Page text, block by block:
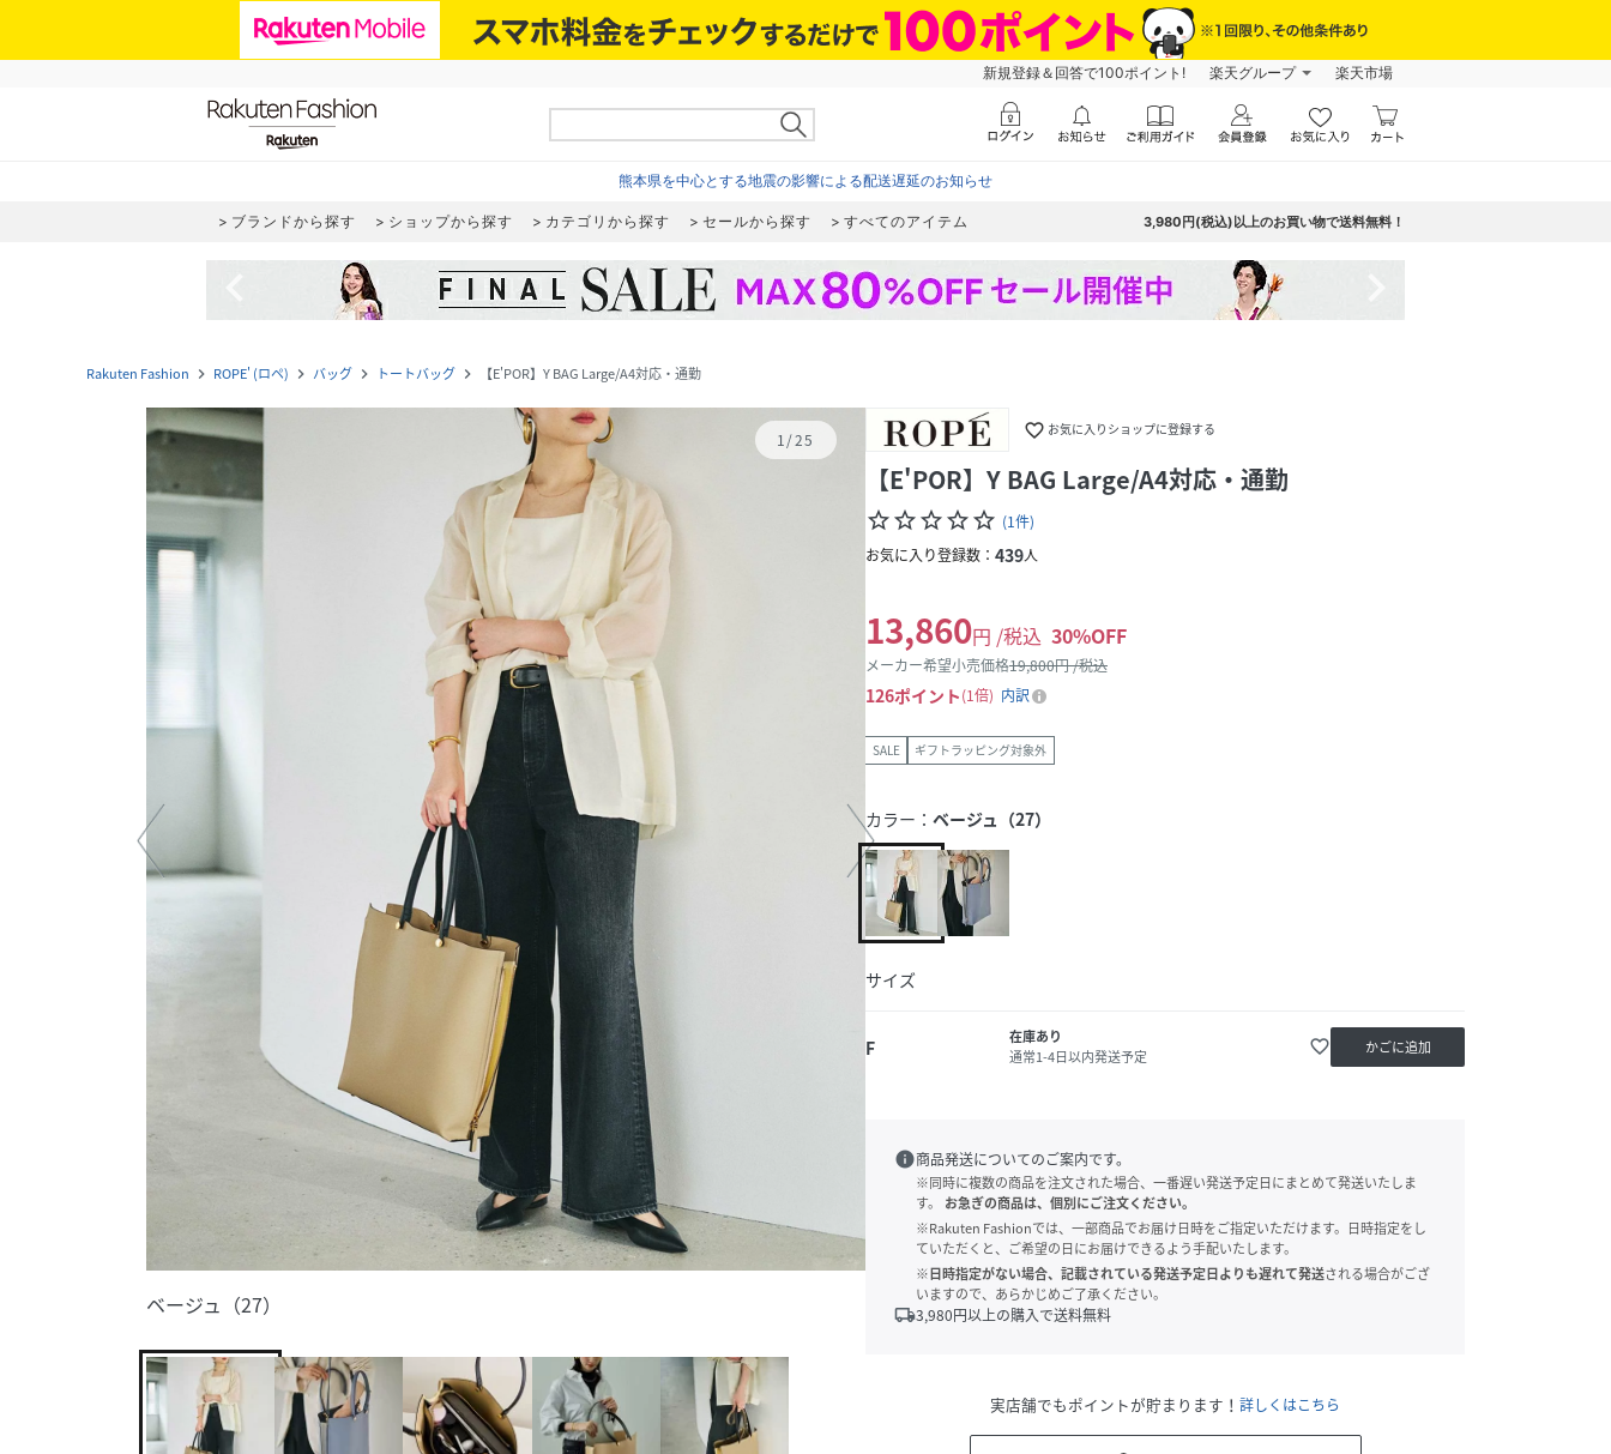
新規登録＆回答で100ポイント! 楽天グループ 楽天市場
熊本県を中心とする地震の影響による配送遅延のお知らせ
ブランドから探す ショップから探す カテゴリから探す セールから探す すべてのアイテム 3,980円(税込)以上のお買い物で送料無料！
Rakuten Fashion navigate_next ROPE' (ロペ) navigate_next バッグ navigate_next トートバッグ navigate_next 【E'POR】Y BAG Large/A4対応・通勤
1/25
ベージュ（27）
favorite_border お気に入りショップに登録する
【E'POR】Y BAG Large/A4対応・通勤
star_borderstar_borderstar_borderstar_borderstar_border (1件)
お気に入り登録数： 439人
13,860円 /税込 30%OFF
メーカー希望小売価格19,800円 /税込
126ポイント 1倍 内訳
SALE ギフトラッピング対象外
カラー： ベージュ（27）
サイズ
F
在庫あり
通常1-4日以内発送予定
favorite_border かごに追加
info商品発送についてのご案内です。
※同時に複数の商品を注文された場合、一番遅い発送予定日にまとめて発送いたしま
す。
お急ぎの商品は、個別にご注文ください。
※Rakuten Fashionでは、一部商品でお届け日時をご指定いただけます。日時指定をし
ていただくと、ご希望の日にお届けできるよう手配いたします。
※日時指定がない場合、記載されている発送予定日よりも遅れて発送される場合がござ
いますので、あらかじめご了承ください。
local_shipping3,980円以上の購入で送料無料
実店舗でもポイントが貯まります！ 詳しくはこちら